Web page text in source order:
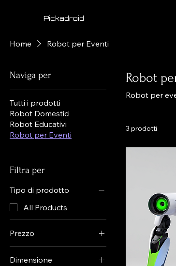
Pickadroid
Home Robot per Eventi
Naviga per
Tutti i prodotti
Robot Domestici
Robot Educativi
Robot per Eventi
Filtra per
Tipo di prodotto
All Products
Prezzo
220 € 350 €
Dimensione
Robot
Robot per
3 prodotti